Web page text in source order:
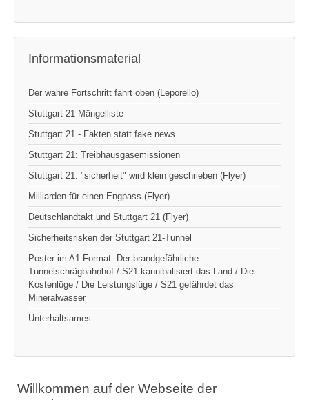
Informationsmaterial
Der wahre Fortschritt fährt oben (Leporello)
Stuttgart 21 Mängelliste
Stuttgart 21 - Fakten statt fake news
Stuttgart 21: Treibhausgasemissionen
Stuttgart 21: "sicherheit" wird klein geschrieben (Flyer)
Milliarden für einen Engpass (Flyer)
Deutschlandtakt und Stuttgart 21 (Flyer)
Sicherheitsrisken der Stuttgart 21-Tunnel
Poster im A1-Format: Der brandgefährliche
Tunnelschrägbahnhof / S21 kannibalisiert das Land / Die
Kostenlüge / Die Leistungslüge / S21 gefährdet das
Mineralwasser
Unterhaltsames
Willkommen auf der Webseite der